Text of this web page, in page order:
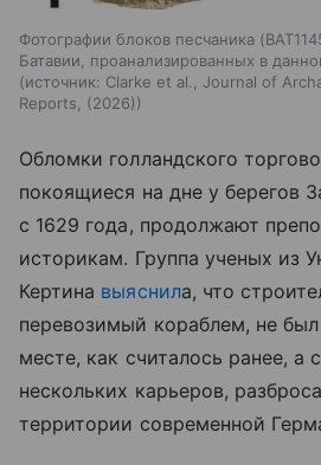
Фотографии блоков песчаника
Батавии, проанализированных в
источник: Clarke et al., Journal of
Reports, (2026)
Обломки голландского
покоящиеся на дне у берегов
с 1629 года, продолжают
историкам. Группа ученых из
Кертина выяснила, что
перевозимый кораблем, не
месте, как считалось ранее, а
нескольких карьеров,
территории современной